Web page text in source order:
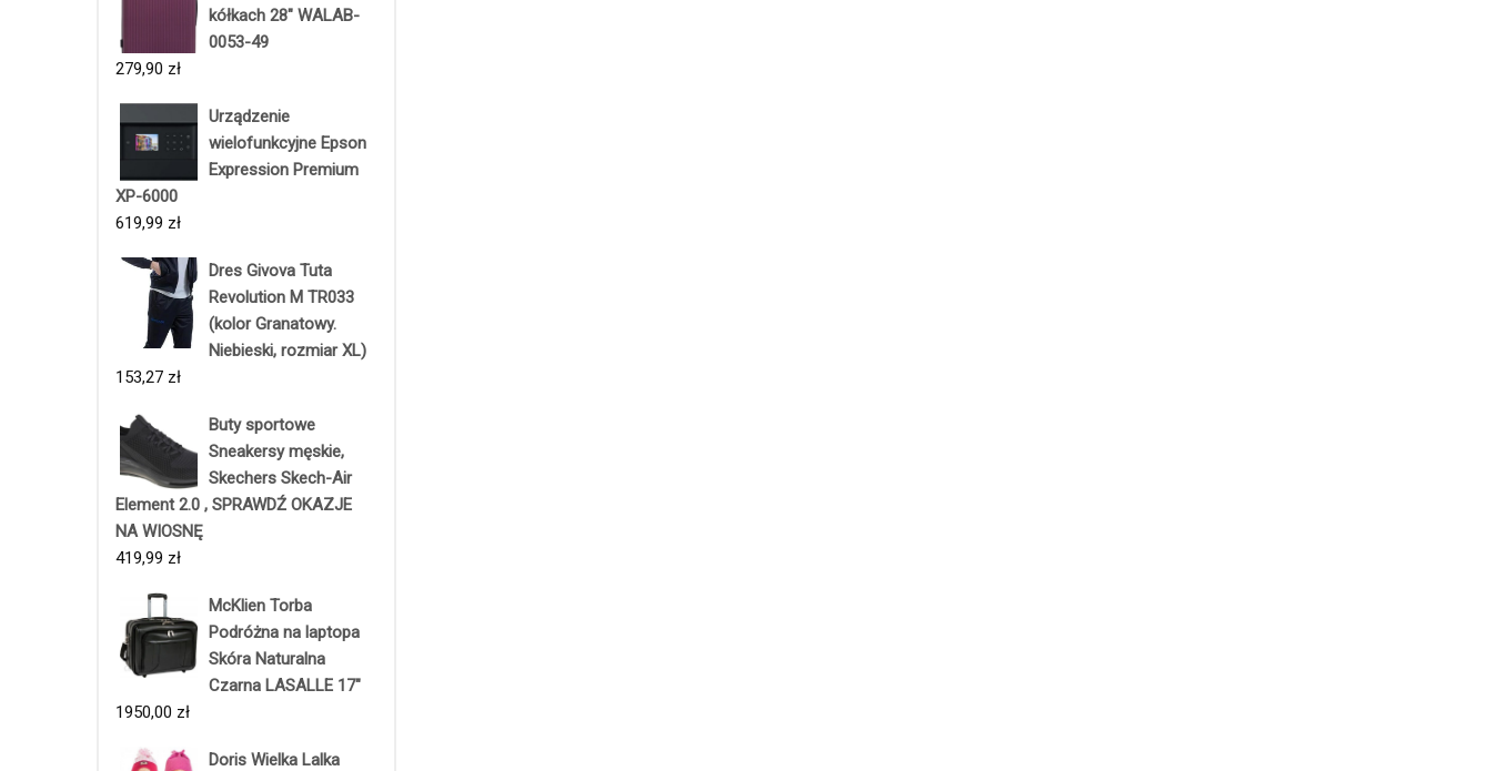
kółkach 28" WALAB-
0053-49
279,90 zł
Urządzenie
wielofunkcyjne Epson
Expression Premium
XP-6000
619,99 zł
Dres Givova Tuta
Revolution M TR033
(kolor Granatowy.
Niebieski, rozmiar XL)
153,27 zł
Buty sportowe
Sneakersy męskie,
Skechers Skech-Air
Element 2.0 , SPRAWDŹ OKAZJE
NA WIOSNĘ
419,99 zł
McKlien Torba
Podróżna na laptopa
Skóra Naturalna
Czarna LASALLE 17"
1950,00 zł
Doris Wielka Lalka